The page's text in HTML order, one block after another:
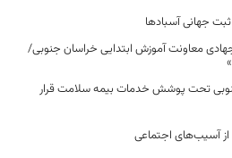
جهانی آسبادها
جهادی معاونت آموزش ابتدایی خراسان جنوبی/
جنوبی تحت پوشش خدمات بیمه سلامت قرار
از آسیب‌های اجتماعی